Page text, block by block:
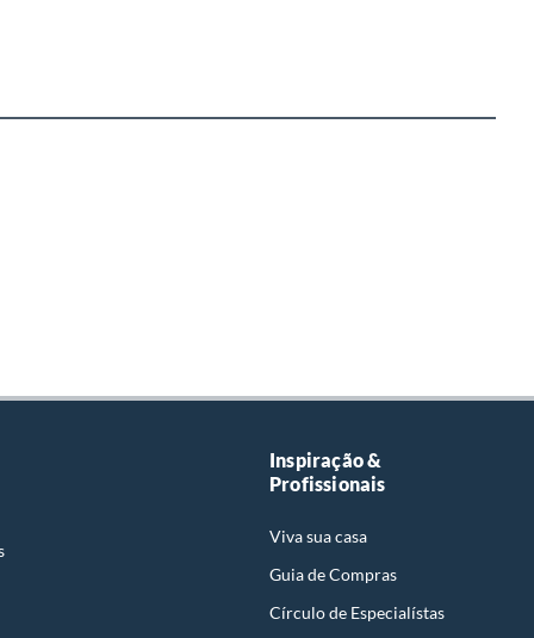
Inspiração &
Profissionais
Viva sua casa
Guia de Compras
Círculo de Especialístas